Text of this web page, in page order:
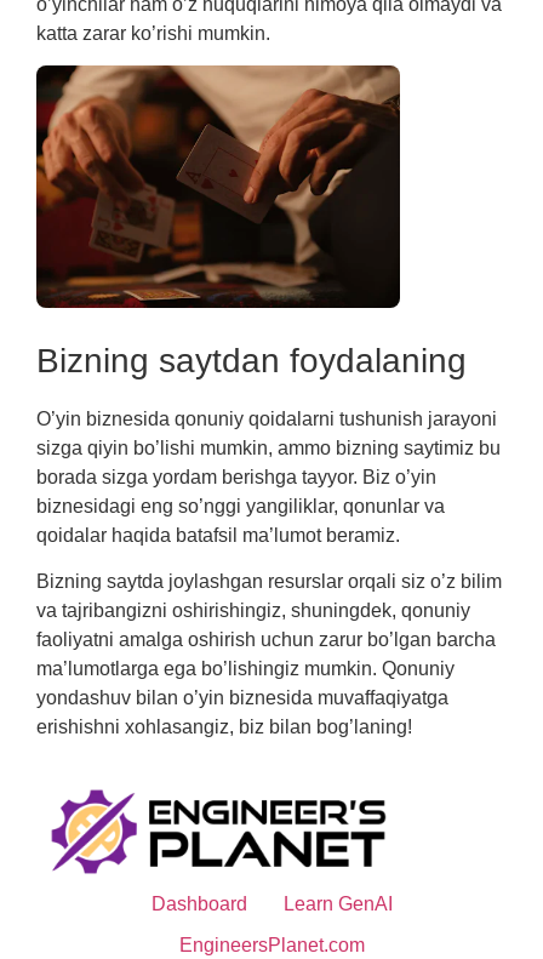
katta zarar ko’rishi mumkin.
Bizning saytdan foydalaning
O’yin biznesida qonuniy qoidalarni tushunish jarayoni
sizga qiyin bo’lishi mumkin, ammo bizning saytimiz bu
borada sizga yordam berishga tayyor. Biz o’yin
biznesidagi eng so’nggi yangiliklar, qonunlar va
qoidalar haqida batafsil ma’lumot beramiz.
Bizning saytda joylashgan resurslar orqali siz o’z bilim
va tajribangizni oshirishingiz, shuningdek, qonuniy
faoliyatni amalga oshirish uchun zarur bo’lgan barcha
ma’lumotlarga ega bo’lishingiz mumkin. Qonuniy
yondashuv bilan o’yin biznesida muvaffaqiyatga
erishishni xohlasangiz, biz bilan bog’laning!
Dashboard
Learn GenAI
EngineersPlanet.com